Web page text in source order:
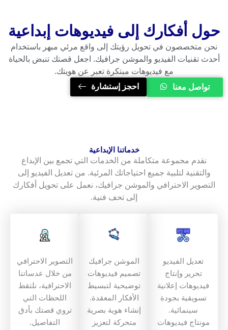
حول أفكارك إلى فيديوهات إبداعية
نحن متخصصون في تحويل رؤيتك إلى واقع مرئي مبهر باستخدام
أحدث تقنيات الفيديو والموشن جرافيك. اجعل قصتك تنبض بالحياة
مع فيديوهات مبتكرة تعبر عن هويتك.
تواصل معنا
احجز إستشارة
خدماتنا الإبداعية
نقدم مجموعة متكاملة من الخدمات التي تجمع بين الإبداع
والتقنية لتلبية جميع احتياجاتك المرئية. من تعديل الفيديو إلى
التصوير الاحترافي والموشن جرافيك، نعمل على تحويل أفكارك
إلى تحف فنية.
الموشن جرافيك
تصميم فيديوهات
توضيحية لتبسيط
الأفكار المعقدة.
إنشاء هوية بصرية
متحركة لتعزيز
تعديل الفيديو
تحرير وإنتاج
فيديوهات إعلانية
تسويقية بجودة
سينمائية.
مونتاج فيديوهات
التصوير الاحترافي
من خلال عدساتنا
الاحترافية، نلتقط
اللحظات التي
تروي قصتك بأدق
التفاصيل.